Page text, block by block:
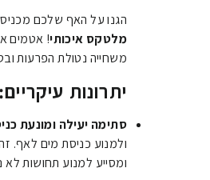
הגנו על האף שלכם
מלטקס איכותי! אטמים
משחייה נטולת הפרעות
יתרונות עיקריים:
סתימה יעילה ומונעת
ולמנוע כניסת מים לאף.
ומסייע למנוע תחושות לא